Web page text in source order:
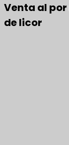
Venta al
de licor